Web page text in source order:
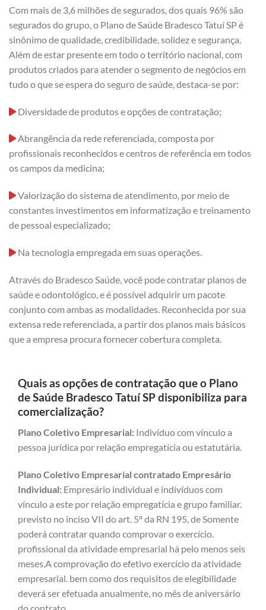
Com mais de 3,6 milhões de segurados, dos quais 96% são
segurados do grupo, o Plano de Saúde Bradesco Tatuí SP é
sinônimo de qualidade, credibilidade, solidez e segurança.
Além de estar presente em todo o território nacional, com
produtos criados para atender o segmento de negócios em
tudo o que se espera do seguro de saúde, destaca-se por:
Diversidade de produtos e opções de contratação;
Abrangência da rede referenciada, composta por
profissionais reconhecidos e centros de referência em todos
os campos da medicina;
Valorização do sistema de atendimento, por meio de
constantes investimentos em informatização e treinamento
de pessoal especializado;
Na tecnologia empregada em suas operações.
Através do Bradesco Saúde, você pode contratar planos de
saúde e odontológico, e é possível adquirir um pacote
conjunto com ambas as modalidades. Reconhecida por sua
extensa rede referenciada, a partir dos planos mais básicos
que a empresa procura fornecer cobertura completa.
Quais as opções de contratação que o Plano
de Saúde Bradesco Tatuí SP disponibiliza para
comercialização?
Plano Coletivo Empresarial: Indivíduo com vínculo a
pessoa jurídica por relação empregatícia ou estatutária.
Plano Coletivo Empresarial contratado Empresário
Individual: Empresário individual e indivíduos com
vínculo a este por relação empregatícia e grupo familiar.
previsto no inciso VII do art. 5º da RN 195, de Somente
poderá contratar quando comprovar o exercício.
profissional da atividade empresarial há pelo menos seis
meses.A comprovação do efetivo exercício da atividade
empresarial. bem como dos requisitos de elegibilidade
deverá ser efetuada anualmente, no mês de aniversário